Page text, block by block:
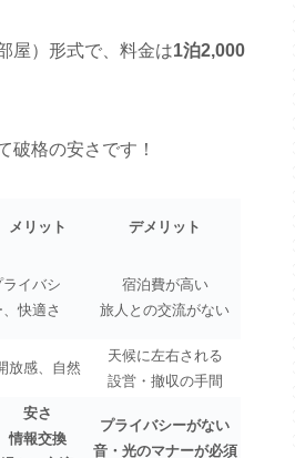
屋）形式で、料金は1泊2,000
破格の安さです！
メリット デメリット
ライバシ
、快適さ
宿泊費が高い
旅人との交流がない
放感、自然
天候に左右される
設営・撤収の手間
安さ
情報交換
プライバシーがない
音・光のマナーが必須